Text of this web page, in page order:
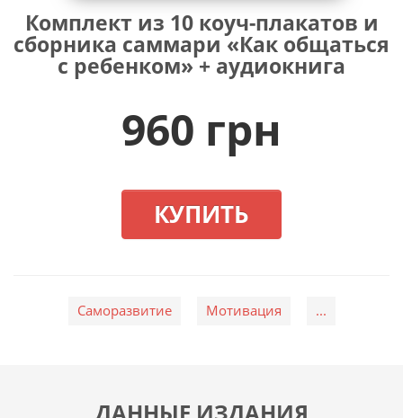
Комплект из 10 коуч-плакатов и
сборника саммари «Как общаться
с ребенком» + аудиокнига
960 грн
КУПИТЬ
Саморазвитие Мотивация ...